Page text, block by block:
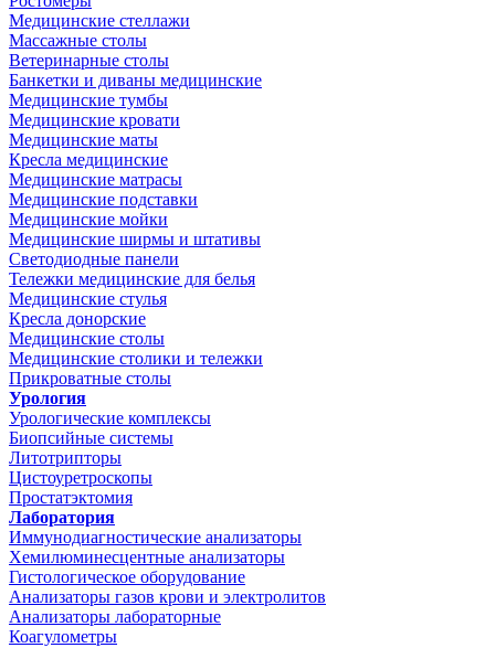
Медицинские стеллажи
Массажные столы
Ветеринарные столы
Банкетки и диваны медицинские
Медицинские тумбы
Медицинские кровати
Медицинские маты
Кресла медицинские
Медицинские матрасы
Медицинские подставки
Медицинские мойки
Медицинские ширмы и штативы
Светодиодные панели
Тележки медицинские для белья
Медицинские стулья
Кресла донорские
Медицинские столы
Медицинские столики и тележки
Прикроватные столы
Урология
Урологические комплексы
Биопсийные системы
Литотрипторы
Цистоуретроскопы
Простатэктомия
Лаборатория
Иммунодиагностические анализаторы
Хемилюминесцентные анализаторы
Гистологическое оборудование
Анализаторы газов крови и электролитов
Анализаторы лабораторные
Коагулометры